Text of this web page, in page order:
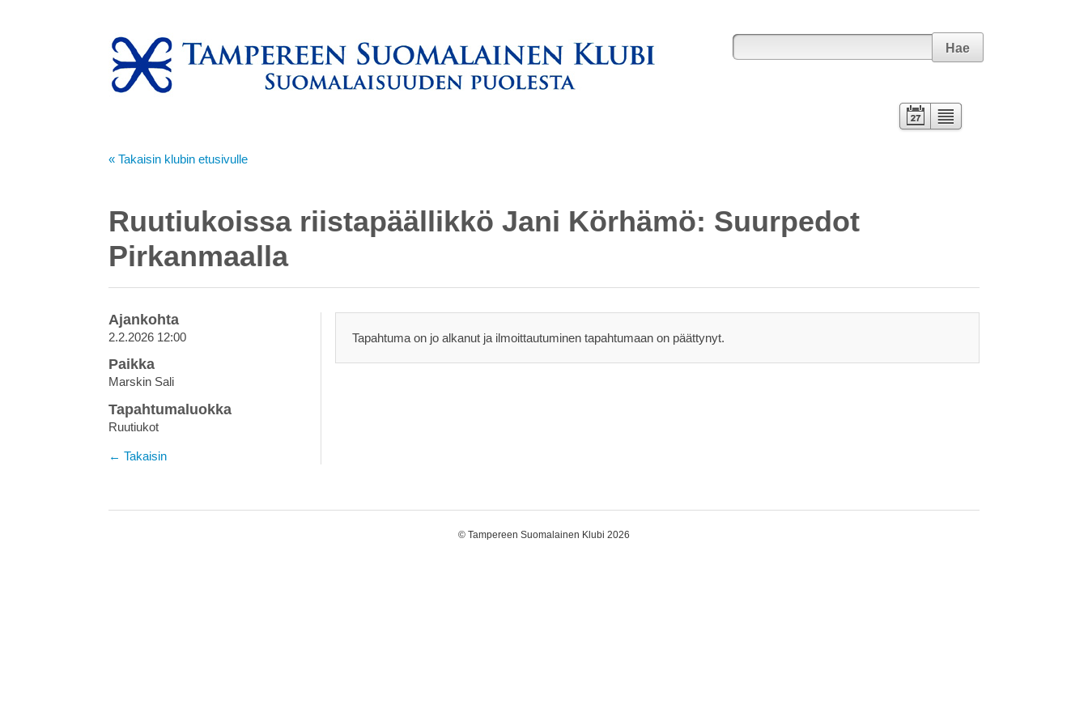
Hae
« Takaisin klubin etusivulle
Ruutiukoissa riistapäällikkö Jani Körhämö: Suurpedot
Pirkanmaalla
Ajankohta
2.2.2026 12:00
Paikka
Marskin Sali
Tapahtumaluokka
Ruutiukot
← Takaisin
Tapahtuma on jo alkanut ja ilmoittautuminen tapahtumaan on päättynyt.
© Tampereen Suomalainen Klubi 2026